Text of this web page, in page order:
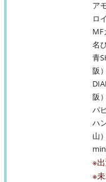
ア
ロ
MF
名
青
阪
阪
パ
ハ
山
※
※